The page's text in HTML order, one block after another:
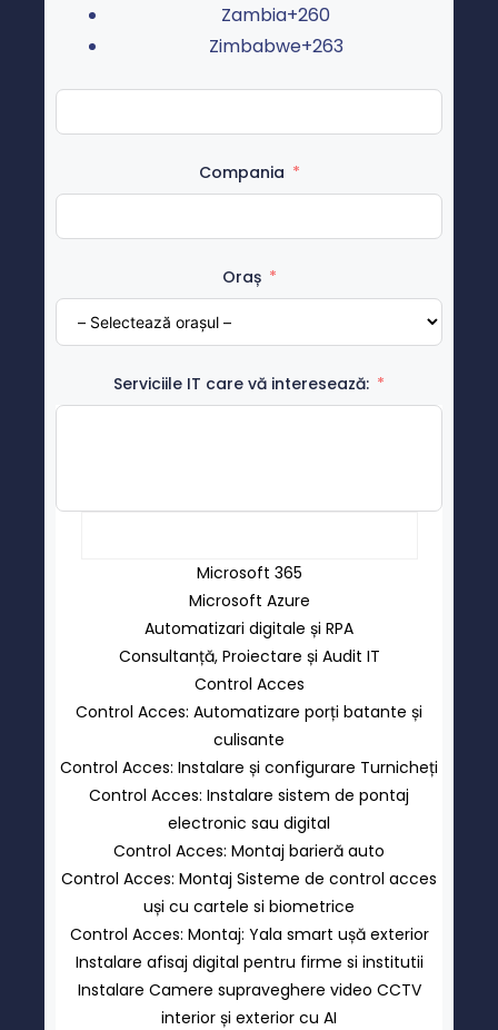
Zambia+260
Zimbabwe+263
Compania
Oraș
Serviciile IT care vă interesează:
Microsoft 365
Microsoft Azure
Automatizari digitale și RPA
Consultanță, Proiectare și Audit IT
Control Acces
Control Acces: Automatizare porți batante și
culisante
Control Acces: Instalare și configurare Turnicheți
Control Acces: Instalare sistem de pontaj
electronic sau digital
Control Acces: Montaj barieră auto
Control Acces: Montaj Sisteme de control acces
uși cu cartele si biometrice
Control Acces: Montaj: Yala smart ușă exterior
Instalare afisaj digital pentru firme si institutii
Instalare Camere supraveghere video CCTV
interior și exterior cu AI